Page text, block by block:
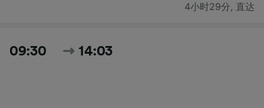
4小时29分, 直达
09:30 14:03